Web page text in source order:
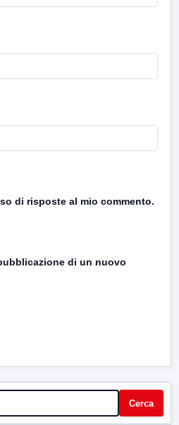
di risposte al mio commento.
di un nuovo
Cerca